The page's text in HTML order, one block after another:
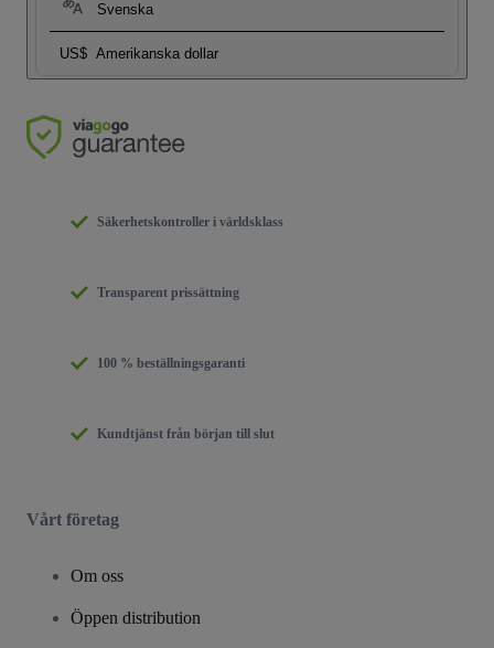
Svenska
US$ Amerikanska dollar
Säkerhetskontroller i världsklass
Transparent prissättning
100 % beställningsgaranti
Kundtjänst från början till slut
Vårt företag
Om oss
Öppen distribution